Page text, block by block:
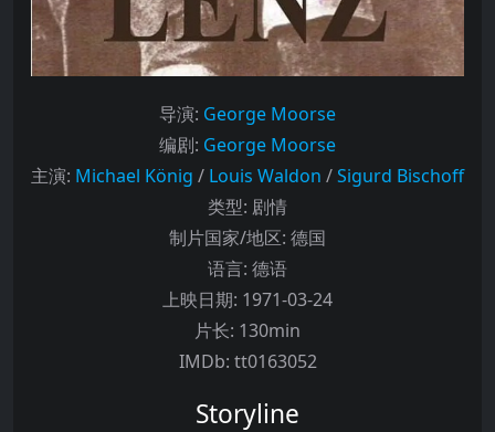
导演: George Moorse
编剧: George Moorse
主演: Michael König / Louis Waldon /Sigurd Bischoff
类型: 剧情
制片国家/地区: 德国
语言: 德语
上映日期: 1971-03-24
片长: 130min
IMDb: tt0163052
Storyline